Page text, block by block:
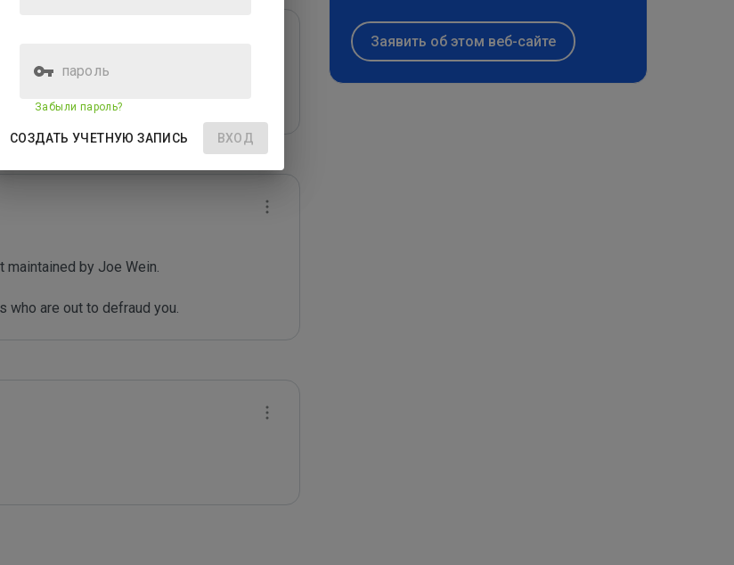
by Joe Wein.
who are out to defraud you.
Заявить об этом веб-сайте
пароль
Забыли пароль?
СОЗДАТЬ УЧЕТНУЮ ЗАПИСЬ ВХОД